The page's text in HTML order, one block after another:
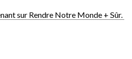
sur Rendre Notre Monde + Sûr.